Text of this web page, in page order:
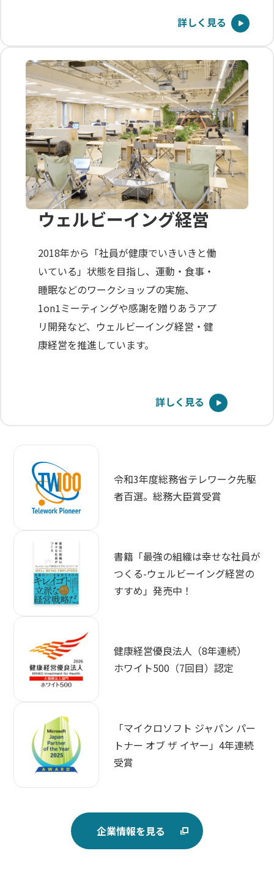
詳しく見る
ウェルビーイング経営
2018年から「社員が健康でいきいきと働
いている」状態を目指し、運動・食事・
睡眠などのワークショップの実施、
1on1ミーティングや感謝を贈りあうアプ
リ開発など、ウェルビーイング経営・健
康経営を推進しています。
詳しく見る
令和3年度総務省テレワーク先駆
者百選。総務大臣賞受賞
書籍「最強の組織は幸せな社員が
つくる-ウェルビーイング経営の
すすめ」発売中！
健康経営優良法人（8年連続）
ホワイト500（7回目）認定
「マイクロソフト ジャパン パー
トナー オブ ザ イヤー」4年連続
受賞
企業情報を見る